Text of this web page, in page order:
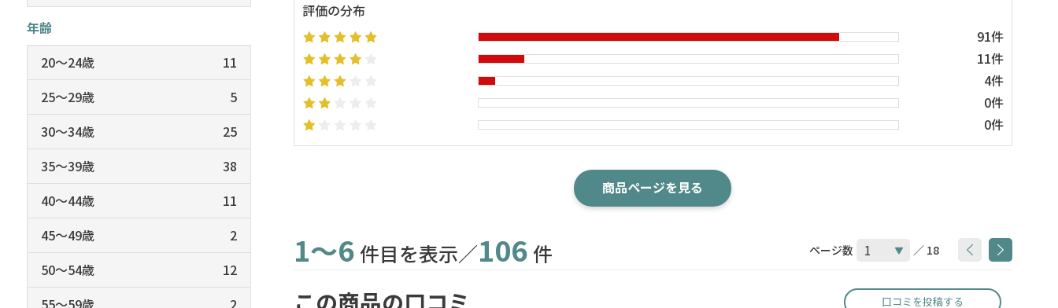
評価の分布
91件
11件
4件
0件
0件
商品ページを見る
1～6 件目を表示／106 件 ページ数 ／ 18
口コミを投稿する
年齢
20～24歳
11
25～29歳
5
30～34歳
25
35～39歳
38
40～44歳
11
45～49歳
2
50～54歳
12